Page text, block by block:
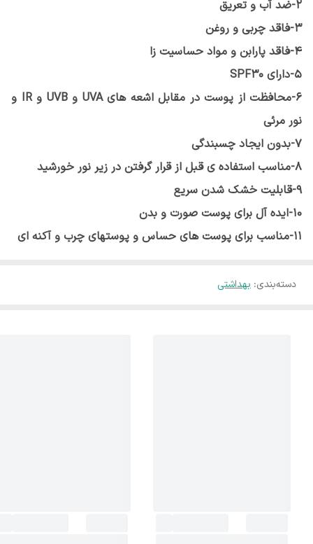
2-ضد آب و تعریق
3-فاقد چربی و روغن
4-فاقد پارابن و مواد حساسیت زا
5-دارای SPF3۰
6-محافظت از پوست در مقابل اشعه های UVA و UVB و IR و
نور مرئی
7-بدون ایجاد چسبندگی
8-مناسب استفاده ی قبل از قرار گرفتن در زیر نور خورشید
9-قابلیت خشک شدن سریع
10-ایده آل برای پوست صورت و بدن
11-مناسب برای پوست های حساس و پوستهای چرب و آکنه ای
دسته‌بندی: بهداشتی